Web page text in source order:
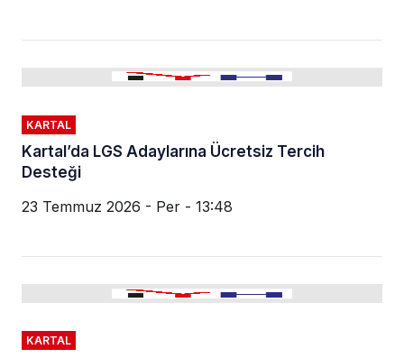
KARTAL
Kartal’da LGS Adaylarına Ücretsiz Tercih
Desteği
23 Temmuz 2026 - Per - 13:48
KARTAL